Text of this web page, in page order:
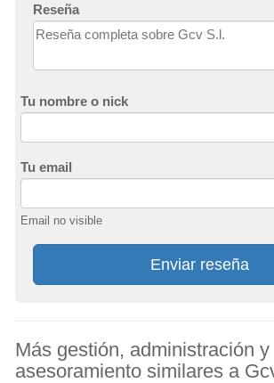
Reseña
Tu nombre o nick
Tu email
Email no visible
Enviar reseña
Más gestión, administración y
asesoramiento similares a